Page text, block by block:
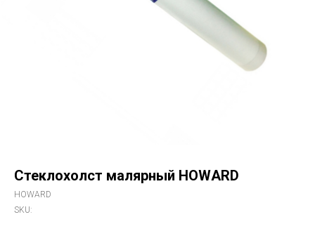
Стеклохолст малярный HOWARD
HOWARD
SKU: